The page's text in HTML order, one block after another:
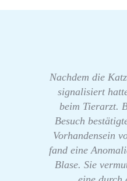
Nachdem die
signalisiert
beim Tierarzt.
Besuch
Vorhandensein
fand eine
Blase. Sie